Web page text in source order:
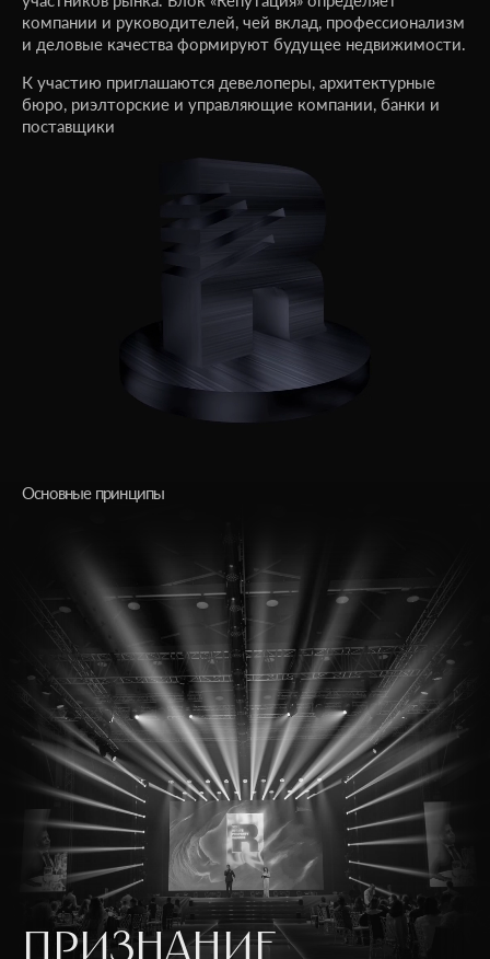
компании и руководителей, чей вклад, профессионализм
и деловые качества формируют будущее недвижимости.
К участию приглашаются девелоперы, архитектурные
бюро, риэлторские и управляющие компании, банки и
поставщики
Основные принципы
ПРИЗНАНИЕ